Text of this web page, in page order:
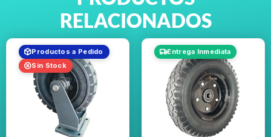
RELACIONADOS
Productos a Pedido
Sin Stock
Entrega Inmediata